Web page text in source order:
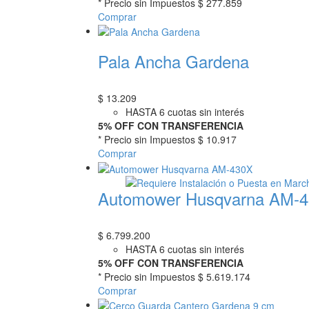
Comprar
Pala Ancha Gardena
$ 13.209
HASTA 6 cuotas sin interés
5% OFF CON TRANSFERENCIA
* Precio sin Impuestos $ 10.917
Comprar
Automower Husqvarna AM-
$ 6.799.200
HASTA 6 cuotas sin interés
5% OFF CON TRANSFERENCIA
* Precio sin Impuestos $ 5.619.174
Comprar